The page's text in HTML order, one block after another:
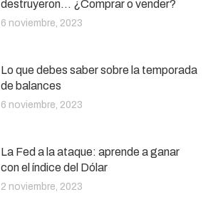
destruyeron… ¿Comprar o vender?
6 noviembre, 2023
Lo que debes saber sobre la temporada
de balances
6 noviembre, 2023
La Fed a la ataque: aprende a ganar
con el índice del Dólar
2 noviembre, 2023